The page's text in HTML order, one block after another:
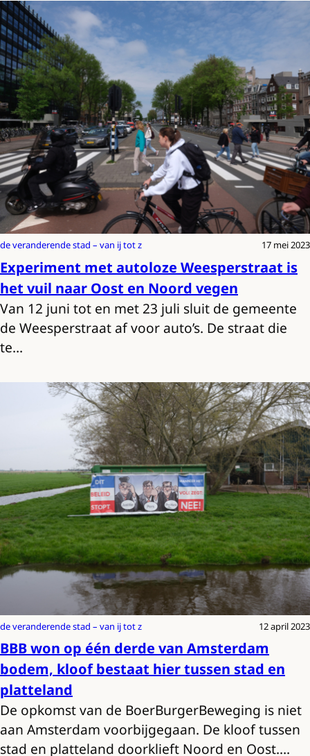
de veranderende stad – van ij tot z 17 mei 2023
Experiment met autoloze Weesperstraat is
het vuil naar Oost en Noord vegen
Van 12 juni tot en met 23 juli sluit de gemeente
de Weesperstraat af voor auto’s. De straat die
te…
de veranderende stad – van ij tot z 12 april 2023
BBB won op één derde van Amsterdam
bodem, kloof bestaat hier tussen stad en
platteland
De opkomst van de BoerBurgerBeweging is niet
aan Amsterdam voorbijgegaan. De kloof tussen
stad en platteland doorklieft Noord en Oost.…